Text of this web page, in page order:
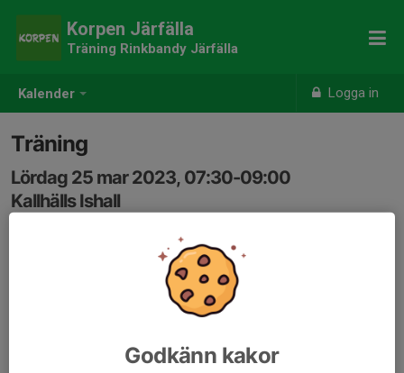
Kalender Logga in
Korpen Järfälla
Träning Rinkbandy Järfälla
Träning
Lördag 25 mar 2023, 07:30-09:00
Kallhälls Ishall
Godkänn kakor